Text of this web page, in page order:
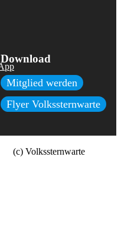
Download
Mitglied werden
Flyer Volkssternwarte
(c) Volkssternwarte